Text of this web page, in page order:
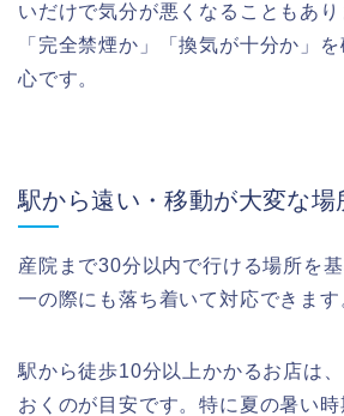
いだけで気分が悪くなることもあ
「完全禁煙か」「換気が十分か」
心です。
駅から遠い・移動が大変な場
産院まで30分以内で行ける場所を
一の際にも落ち着いて対応できます
駅から徒歩10分以上かかるお店は
おくのが目安です。特に夏の暑い